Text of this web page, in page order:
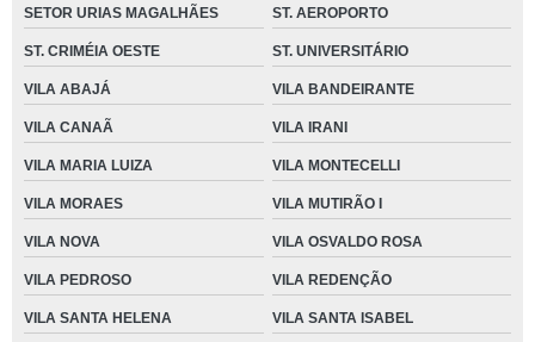
SETOR URIAS MAGALHÃES ST. AEROPORTO
ST. CRIMÉIA OESTE ST. UNIVERSITÁRIO
VILA ABAJÁ VILA BANDEIRANTE
VILA CANAÃ VILA IRANI
VILA MARIA LUIZA VILA MONTECELLI
VILA MORAES VILA MUTIRÃO I
VILA NOVA VILA OSVALDO ROSA
VILA PEDROSO VILA REDENÇÃO
VILA SANTA HELENA VILA SANTA ISABEL